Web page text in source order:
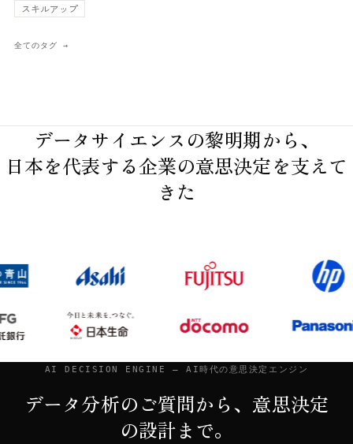
スキルアップ
全てのタグ
データサイエンスの黎明期から、
日本を代表する企業の意思決定を支えて
きた
AI DECISION ENGINE — AI時代の意思決定エンジン
データ分析のご質問から、意思決定
の設計まで。